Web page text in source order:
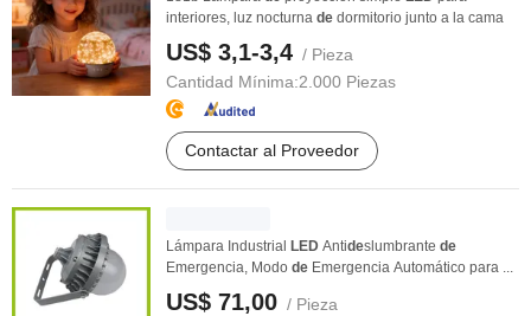
interiores, luz nocturna de dormitorio junto a la cama
US$ 3,1-3,4 / Pieza
Cantidad Mínima:2.000 Piezas
Contactar al Proveedor
Lámpara Industrial LED Antideslumbrante de
Emergencia, Modo de Emergencia Automático para ...
US$ 71,00 / Pieza